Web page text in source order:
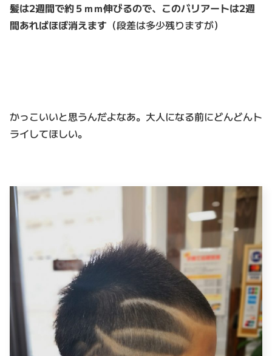
髪は2週間で約５ｍｍ伸びるので、このバリアートは2週
間あればほぼ消えます （段差は多少残りますが）
かっこいいと思うんだよなあ。大人になる前にどんどんト
ライしてほしい。